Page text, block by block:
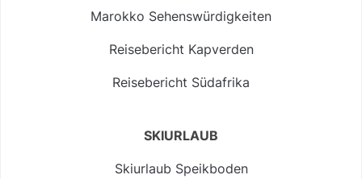
Marokko Sehenswürdigkeiten
Reisebericht Kapverden
Reisebericht Südafrika
SKIURLAUB
Skiurlaub Speikboden